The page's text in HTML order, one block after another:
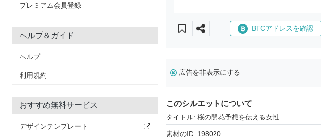
プレミアム会員登録
ヘルプ＆ガイド
ヘルプ
利用規約
おすすめ無料サービス
デザインテンプレート
BTCアドレスを確認
広告を非表示にする
このシルエットについて
タイトル: 桜の開花予想を伝える女性
素材のID: 198020